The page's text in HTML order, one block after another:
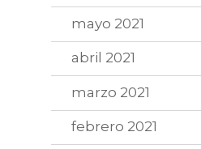
mayo 2021
abril 2021
marzo 2021
febrero 2021